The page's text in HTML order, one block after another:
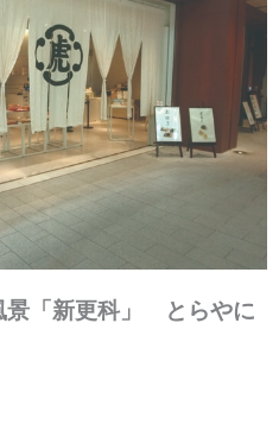
景「新更科」 とらやに